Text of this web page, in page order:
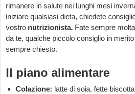
rimanere in salute nei lunghi mesi
iniziare qualsiasi dieta, chiedete
vostro nutrizionista. Fate sempre
da te, qualche piccolo consiglio in
sempre chiesto.
Il piano alimentare
Colazione: latte di soia, fette